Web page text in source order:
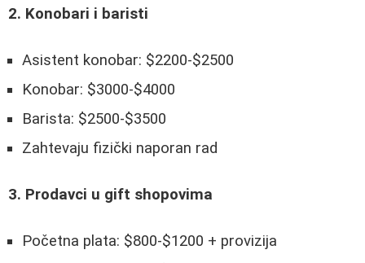
2. Konobari i baristi
Asistent konobar: $2200-$2500
Konobar: $3000-$4000
Barista: $2500-$3500
Zahtevaju fizički naporan rad
3. Prodavci u gift shopovima
Početna plata: $800-$1200 + provizija